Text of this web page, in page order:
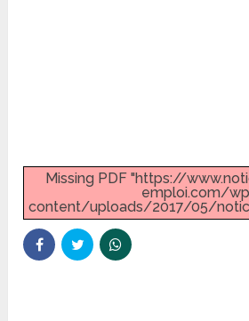
Missing PDF "https://
emploi.com/
content/uploads/2017/05/